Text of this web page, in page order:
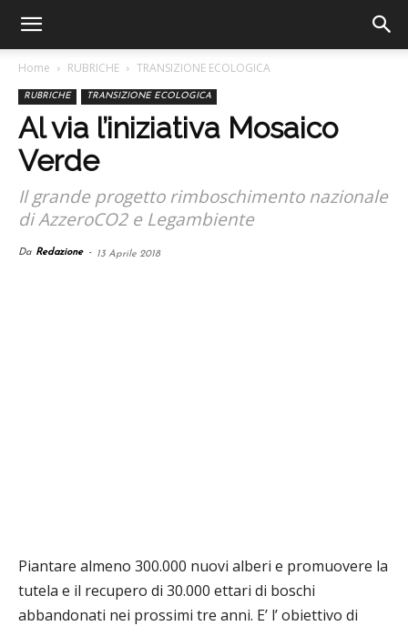
Home RUBRICHE TRANSIZIONE ECOLOGICA
RUBRICHE TRANSIZIONE ECOLOGICA
Al via l’iniziativa Mosaico
Verde
Il grande progetto rimboschimento nazionale
di AzzeroCO2 e Legambiente
Da Redazione - 13 Aprile 2018
Piantare almeno 300.000 nuovi alberi e promuovere la
tutela e il recupero di 30.000 ettari di boschi
abbandonati nei prossimi tre anni. E’ l’ obiettivo di